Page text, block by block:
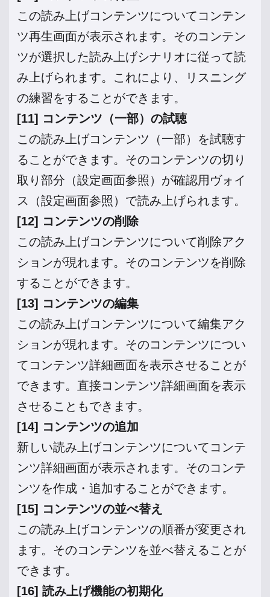
この読み上げコンテンツについてコンテン
ツ再生画面が表示されます。そのコンテン
ツが選択した読み上げシナリオに従って読
み上げられます。これにより、リスニング
の練習をすることができます。
[11] コンテンツ （一部）の試聴
この読み上げコンテンツ（一部）を試聴す
ることができます。そのコンテンツの切り
取り部分（設定画面参照）が確認用ヴォイ
ス（設定画面参照）で読み上げられます。
[12] コンテンツの削除
この読み上げコンテンツについて削除アク
ションが現れます。そのコンテンツを削除
することができます。
[13] コンテンツの編集
この読み上げコンテンツについて編集アク
ションが現れます。そのコンテンツについ
てコンテンツ詳細画面を表示させることが
できます。直接コンテンツ詳細画面を表示
させることもできます。
[14] コンテンツの追加
新しい読み上げコンテンツについてコンテ
ンツ詳細画面が表示されます。そのコンテ
ンツを作成・追加することができます。
[15] コンテンツの並べ替え
この読み上げコンテンツの順番が変更され
ます。そのコンテンツを並べ替えることが
できます。
[16] 読み上げ機能の初期化